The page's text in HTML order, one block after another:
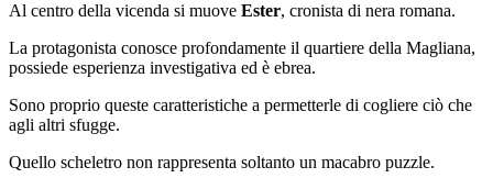
Al centro della vicenda si muove Ester, cronista di nera romana.
La protagonista conosce profondamente il quartiere della Magliana,
possiede esperienza investigativa ed è ebrea.
Sono proprio queste caratteristiche a permetterle di cogliere ciò che
agli altri sfugge.
Quello scheletro non rappresenta soltanto un macabro puzzle.